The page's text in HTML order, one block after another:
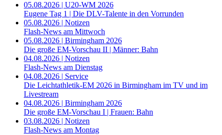
05.08.2026 | U20-WM 2026
Eugene Tag 1 | Die DLV-Talente in den Vorrunden
05.08.2026 | Notizen
Flash-News am Mittwoch
05.08.2026 | Birmingham 2026
Die große EM-Vorschau II | Männer: Bahn
04.08.2026 | Notizen
Flash-News am Dienstag
04.08.2026 | Service
Die Leichtathletik-EM 2026 in Birmingham im TV und im
Livestream
04.08.2026 | Birmingham 2026
Die große EM-Vorschau I | Frauen: Bahn
03.08.2026 | Notizen
Flash-News am Montag